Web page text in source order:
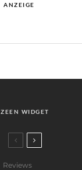
ANZEIGE
ZEEN WIDGET
Reviews